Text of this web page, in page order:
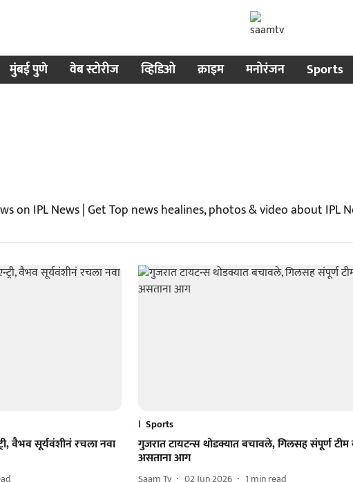
मुंबई पुणे वेब स्टोरीज व्हिडिओ क्राइम मनोरंजन Sports
on IPL News | Get Top news healines, photos & video about IPL
वैभव सूर्यवंशीनं रचला नवा
Sports
गुजरात टायटन्स थोडक्यात बचावले, गिलसह संपूर्ण
असताना आग